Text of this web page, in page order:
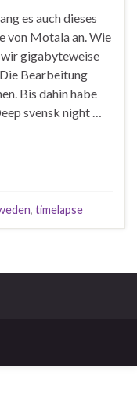
es auch dieses
von Motala an. Wie
wir gigabyteweise
Bearbeitung
Bis dahin habe
svensk night …
, timelapse